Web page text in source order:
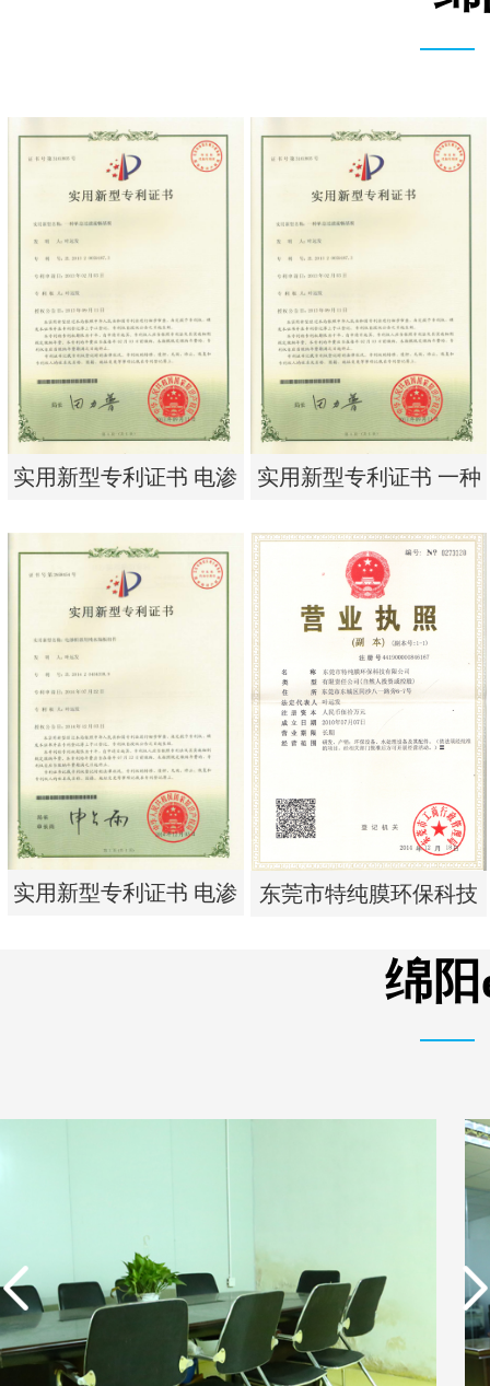
实用新型专利证书 电渗
实用新型专利证书 电渗
析器用浓水隔板组件
实用新型专利证书 一种
实用新型专利证书 一种
单边过滤流畅基板
实用新型专利证书 电渗
东莞市特纯膜环保科技
绵